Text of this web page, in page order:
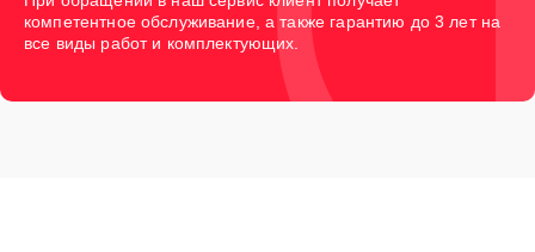
компетентное обслуживание, а также гарантию до 3 лет на
все виды работ и комплектующих.